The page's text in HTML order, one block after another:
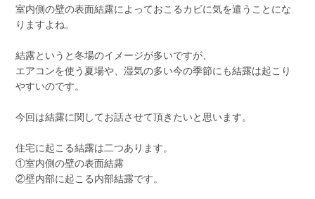
室内側の壁の表面結露によっておこるカビに気を遣うことにな
りますよね。
結露というと冬場のイメージが多いですが、
エアコンを使う夏場や、湿気の多い今の季節にも結露は起こり
やすいのです。
今回は結露に関してお話させて頂きたいと思います。
住宅に起こる結露は二つあります。
①室内側の壁の表面結露
②壁内部に起こる内部結露です。